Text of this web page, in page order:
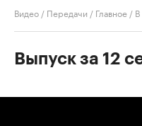
Видео / Передачи / Главное /
Выпуск за 12